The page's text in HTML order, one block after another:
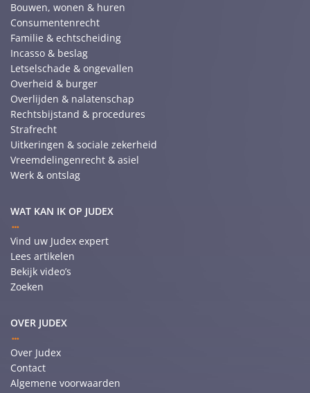
Bouwen, wonen & huren
Consumentenrecht
Familie & echtscheiding
Incasso & beslag
Letselschade & ongevallen
Overheid & burger
Overlijden & nalatenschap
Rechtsbijstand & procedures
Strafrecht
Uitkeringen & sociale zekerheid
Vreemdelingenrecht & asiel
Werk & ontslag
WAT KAN IK OP JUDEX
Vind uw Judex expert
Lees artikelen
Bekijk video’s
Zoeken
OVER JUDEX
Over Judex
Contact
Algemene voorwaarden